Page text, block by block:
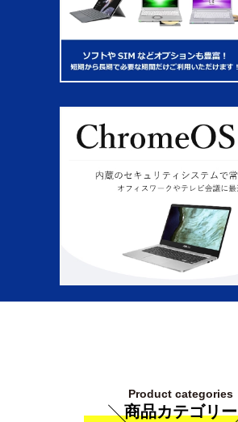
Product categories
商品カテゴリー